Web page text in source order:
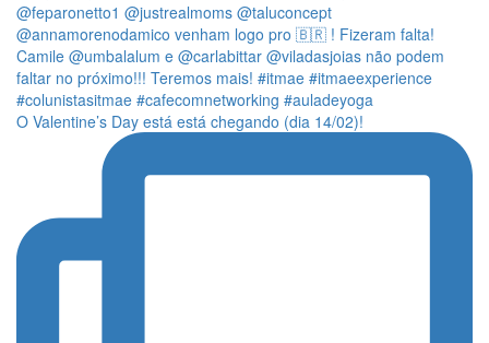
O Valentine’s Day está está chegando (dia 14/02)!